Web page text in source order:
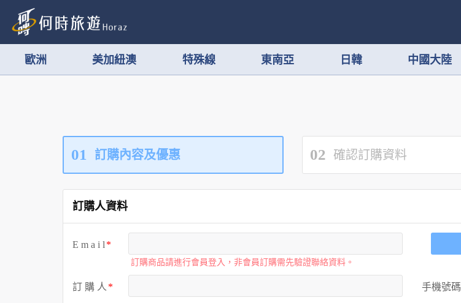
歐洲 美加紐澳 特殊線 東南亞 日韓 中國大陸
01 訂購內容及優惠 02 確認訂購資料
訂購人資料
E m a i l
訂購商品請進行會員登入，非會員訂購需先驗證聯絡資料。
訂 購 人 手機號碼